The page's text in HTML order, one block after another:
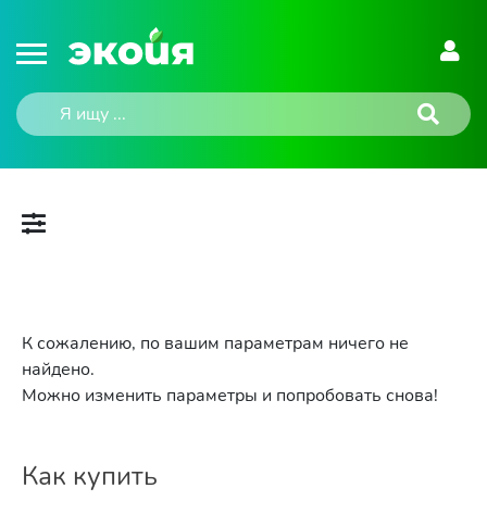
К сожалению, по вашим параметрам ничего не
найдено.
Можно изменить параметры и попробовать снова!
Как купить